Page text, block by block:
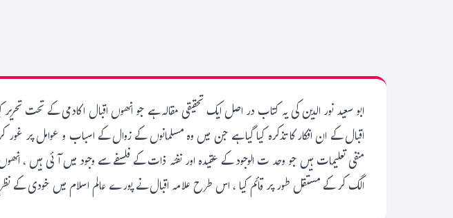
ابو سعید نور الدین کی یہ کتاب در اصل ایک تحقیقی مقالہ ہے جو انھوں اقبال اکادمی کے تحت
اقبال کے ان افکار کا تذکرہ کیا گیا ہے جن میں وہ مسلمانوں کے زوال کے اسباب و عوامل پر
منفی تعلیمات ہیں جو وحد ت الوجود کے عقیدہ اور نفئہ ذات کے فلسفے سے وجود میں آئی ہیں ،
الگ کر کے مستقل طور پر قائم کیا ، اس طرح علامہ اقبال نے پورے عالم اسلام میں خودی کے